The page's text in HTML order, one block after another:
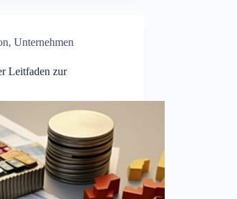
,Unternehmen
Leitfaden zur